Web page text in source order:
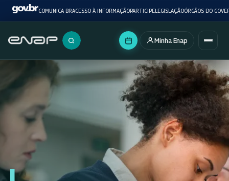
COMUNICA BRACESSO À INFORMAÇÃOPARTICIPELEGISLAÇÃOÓRGÃOS DO
Buscar no portal
Minha Enap